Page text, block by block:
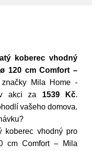
koberec vhodný
120 cm Comfort –
Mila Home -
v akci za 1539 Kč.
vašeho domova.
koberec vhodný pro
cm Comfort – Mila